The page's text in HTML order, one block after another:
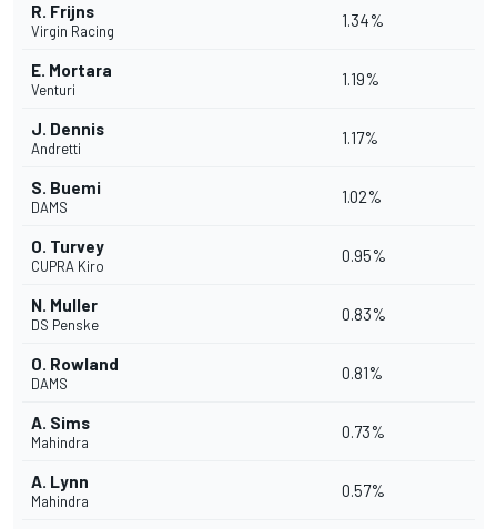
R. Frijns
Virgin Racing
1.34%
E. Mortara
Venturi
1.19%
J. Dennis
Andretti
1.17%
S. Buemi
DAMS
1.02%
O. Turvey
CUPRA Kiro
0.95%
N. Muller
DS Penske
0.83%
O. Rowland
DAMS
0.81%
A. Sims
Mahindra
0.73%
A. Lynn
Mahindra
0.57%